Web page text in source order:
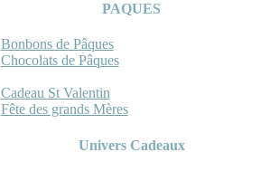
PAQUES
Bonbons de Pâques
Chocolats de Pâques
Cadeau St Valentin
Fête des grands Mères
Univers Cadeaux